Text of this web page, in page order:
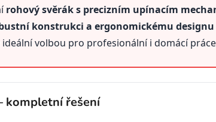
rohový svěrák s precizním upínacím
konstrukci a ergonomickému designu
ideální volbou pro profesionální i domácí
kompletní řešení